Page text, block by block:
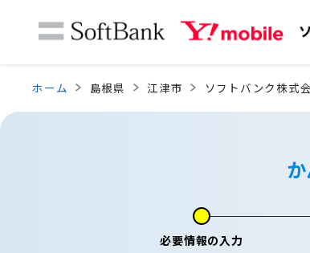
ホーム 島根県 江津市 ソフトバンク株式
必要情報の入力